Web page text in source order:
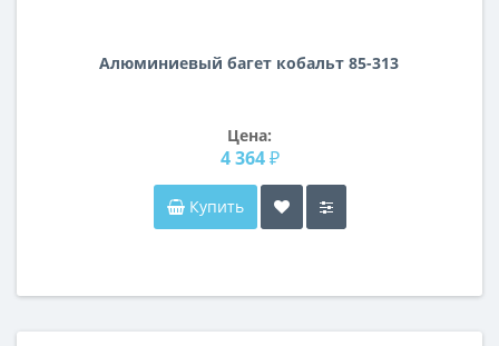
Алюминиевый багет кобальт 85-313
Цена:
4 364 ₽
Купить